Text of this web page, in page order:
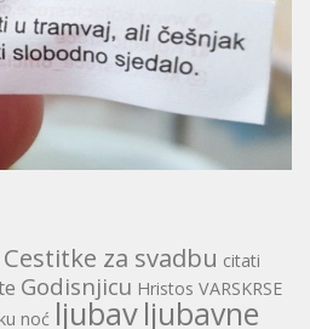
Cestitke za svadbu citati
Godisnjicu Hristos VARSKRSE
noć ljubavljubavne